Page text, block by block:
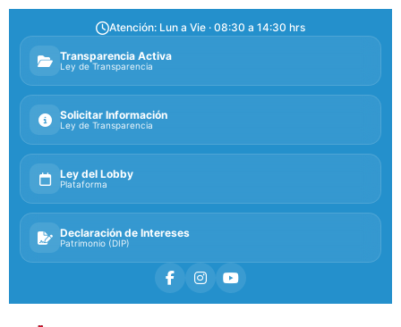
Atención: Lun a Vie · 08:30 a 14:30 hrs
Transparencia Activa
Ley de Transparencia
Solicitar Información
Ley de Transparencia
Ley del Lobby
Plataforma
Declaración de Intereses
Patrimonio (DIP)